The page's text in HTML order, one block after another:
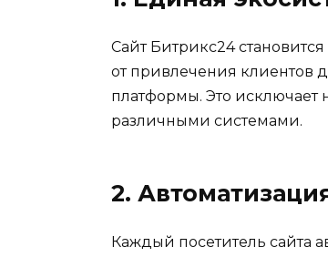
Сайт Битрикс24
от привлечения клиентов
платформы. Это
различными системами.
2.
Каждый посетитель сайта